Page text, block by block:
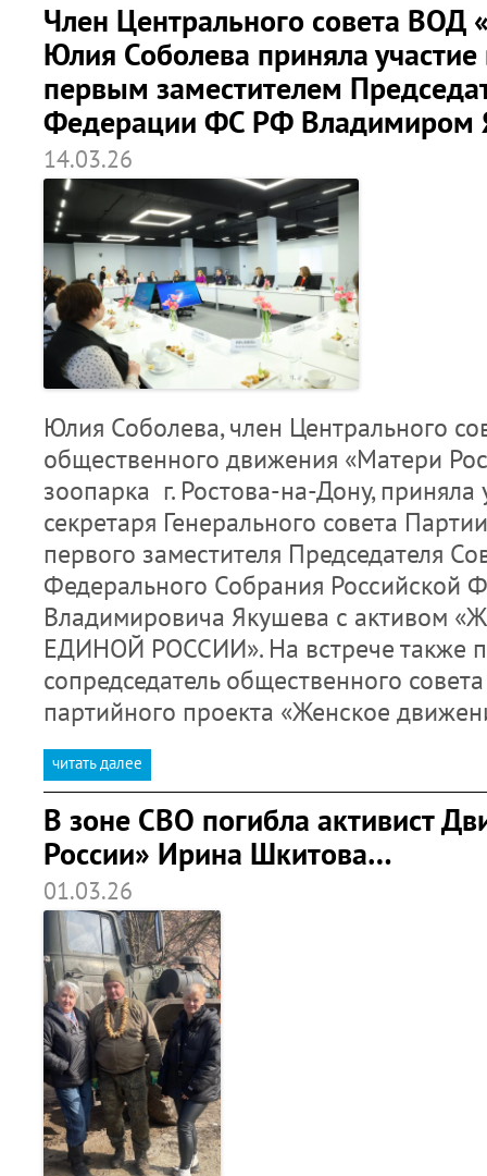
Член Центрального совета ВОД
Юлия Соболева приняла участие
первым заместителем
Федерации ФС РФ Владимиром
14.03.26
Юлия Соболева, член Центрального
общественного движения «Матери
зоопарка г. Ростова-на-Дону, приняла
секретаря Генерального совета
первого заместителя Председателя
Федерального Собрания Российской
Владимировича Якушева с активом
ЕДИНОЙ РОССИИ». На встрече также
сопредседатель общественного
партийного проекта «Женское
читать далее
В зоне СВО погибла активист
России» Ирина Шкитова…
01.03.26